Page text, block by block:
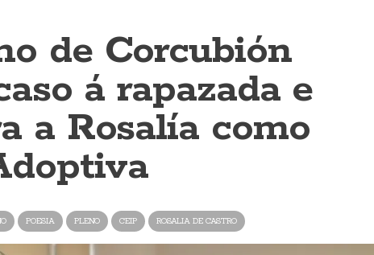
de Corcubión
á rapazada e
a Rosalía como
POESIA PLENO CEIP ROSALIA DE CASTRO